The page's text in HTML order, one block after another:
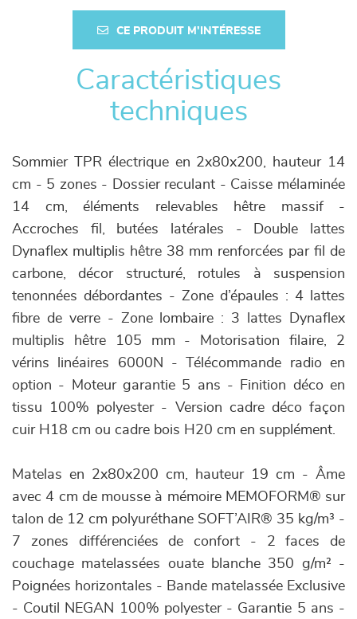
CE PRODUIT M'INTÉRESSE
Caractéristiques
techniques
Sommier TPR électrique en 2x80x200, hauteur 14
cm - 5 zones - Dossier reculant - Caisse mélaminée
14 cm, éléments relevables hêtre massif -
Accroches fil, butées latérales - Double lattes
Dynaflex multiplis hêtre 38 mm renforcées par fil de
carbone, décor structuré, rotules à suspension
tenonnées débordantes - Zone d’épaules : 4 lattes
fibre de verre - Zone lombaire : 3 lattes Dynaflex
multiplis hêtre 105 mm - Motorisation filaire, 2
vérins linéaires 6000N - Télécommande radio en
option - Moteur garantie 5 ans - Finition déco en
tissu 100% polyester - Version cadre déco façon
cuir H18 cm ou cadre bois H20 cm en supplément.
Matelas en 2x80x200 cm, hauteur 19 cm - Âme
avec 4 cm de mousse à mémoire MEMOFORM® sur
talon de 12 cm polyuréthane SOFT’AIR® 35 kg/m³ -
7 zones différenciées de confort - 2 faces de
couchage matelassées ouate blanche 350 g/m² -
Poignées horizontales - Bande matelassée Exclusive
- Coutil NEGAN 100% polyester - Garantie 5 ans -